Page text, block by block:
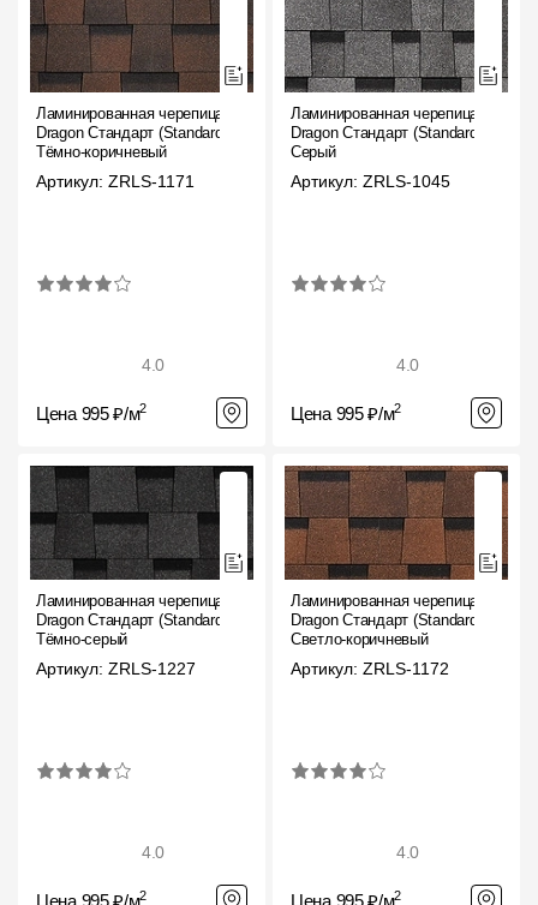
Ламинированная черепица
Dragon Стандарт (Standard),
Тёмно-коричневый
Артикул: ZRLS-1171
4.0
Цена 995 ₽/м2
Ламинированная черепица
Dragon Стандарт (Standard),
Серый
Артикул: ZRLS-1045
4.0
Цена 995 ₽/м2
Ламинированная черепица
Dragon Стандарт (Standard),
Тёмно-серый
Артикул: ZRLS-1227
4.0
Цена 995 ₽/м2
Ламинированная черепица
Dragon Стандарт (Standard),
Светло-коричневый
Артикул: ZRLS-1172
4.0
Цена 995 ₽/м2